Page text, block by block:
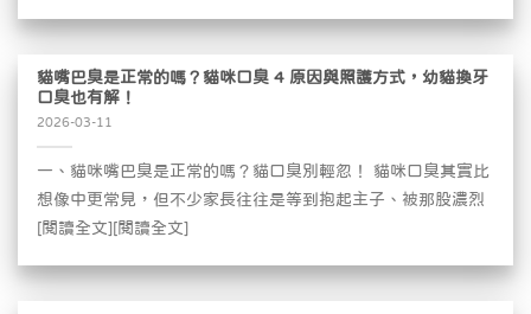
貓嘴巴臭是正常的嗎？貓咪口臭 4 原因與照護方式，幼貓換牙
口臭也有解！
2026-03-11
一、貓咪嘴巴臭是正常的嗎？貓口臭別輕忽！ 貓咪口臭其實比
想像中更常見，但不少家長往往是等到抱起主子、被那股濃烈
[閱讀全文][閱讀全文]